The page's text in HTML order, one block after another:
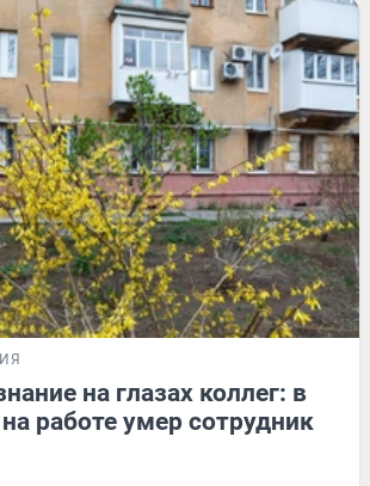
на глазах коллег: в
работе умер сотрудник